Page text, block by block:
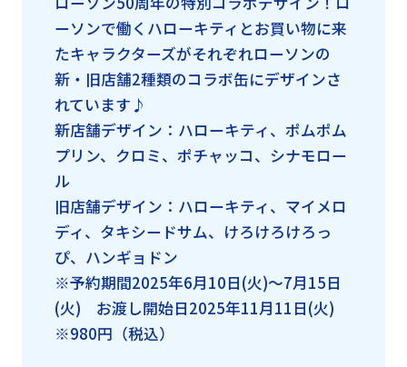
ーソンで働くハローキティとお買い物に来
たキャラクターズがそれぞれローソンの
新・旧店舗2種類のコラボ缶にデザインさ
れています♪
新店舗デザイン：ハローキティ、ポムポム
プリン、クロミ、ポチャッコ、シナモロー
ル
旧店舗デザイン：ハローキティ、マイメロ
ディ、タキシードサム、けろけろけろっ
ぴ、ハンギョドン
※予約期間2025年6月10日(火)～7月15日
(火) お渡し開始日2025年11月11日(火)
※980円（税込）